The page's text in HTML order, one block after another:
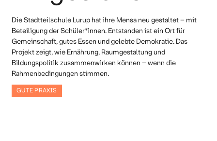
Die Stadtteilschule Lurup hat ihre Mensa neu gestaltet – mit
Beteiligung der Schüler*innen. Entstanden ist ein Ort für
Gemeinschaft, gutes Essen und gelebte Demokratie. Das
Projekt zeigt, wie Ernährung, Raumgestaltung und
Bildungspolitik zusammenwirken können – wenn die
Rahmenbedingungen stimmen.
GUTE PRAXIS